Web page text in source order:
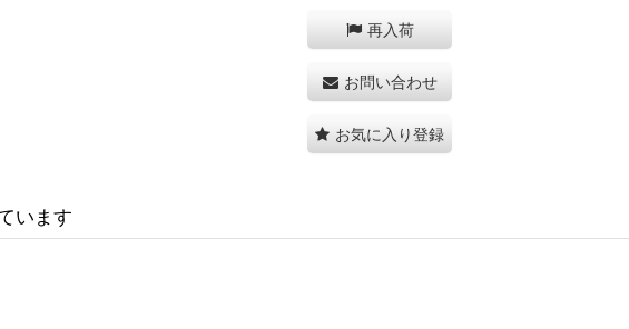
再入荷
お問い合わせ
お気に入り登録
います